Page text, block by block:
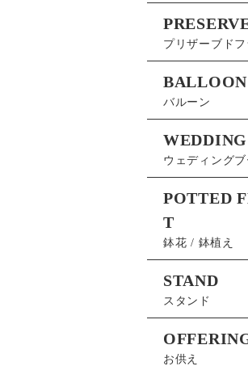
プリザーブドフ
BALLOON
バルーン
ウェディングブ
POTTED
T
鉢花 / 鉢植え
STAND
スタンド
お供え